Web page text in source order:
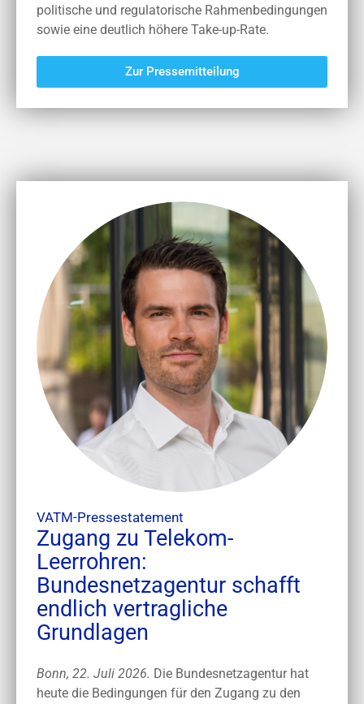
politische und regulatorische Rahmenbedingungen
sowie eine deutlich höhere Take-up-Rate.
Zur Pressemitteilung
VATM-Pressestatement
Zugang zu Telekom-
Leerrohren:
Bundesnetzagentur schafft
endlich vertragliche
Grundlagen
Bonn, 22. Juli 2026. Die Bundesnetzagentur hat
heute die Bedingungen für den Zugang zu den